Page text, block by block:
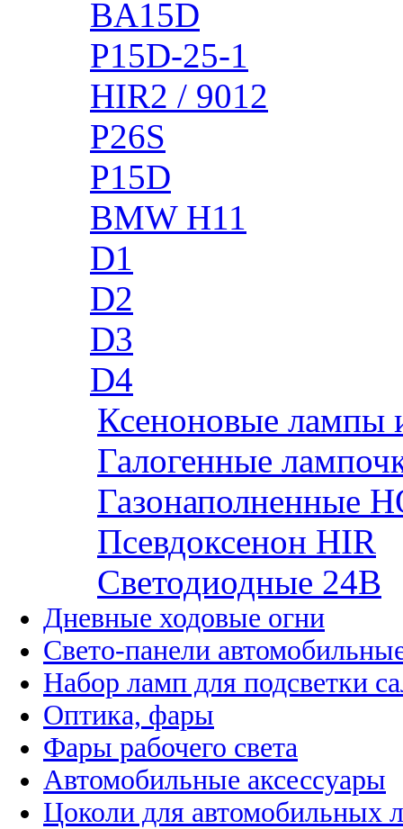
BA15D
P15D-25-1
HIR2 / 9012
P26S
P15D
BMW H11
D1
D2
D3
D4
Ксеноновые лампы
Галогенные
Газонаполненные
Псевдоксенон HIR
Cветодиодные 24B
Дневные ходовые огни
Свето-панели
Набор ламп для подсветки
Оптика, фары
Фары рабочего света
Автомобильные аксессуары
Цоколи для автомобильных